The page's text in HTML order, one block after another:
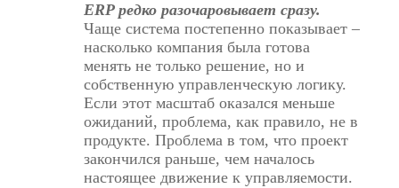
ERP редко разочаровывает сразу.
Чаще система постепенно показывает –
насколько компания была готова
менять не только решение, но и
собственную управленческую логику.
Если этот масштаб оказался меньше
ожиданий, проблема, как правило, не в
продукте. Проблема в том, что проект
закончился раньше, чем началось
настоящее движение к управляемости.